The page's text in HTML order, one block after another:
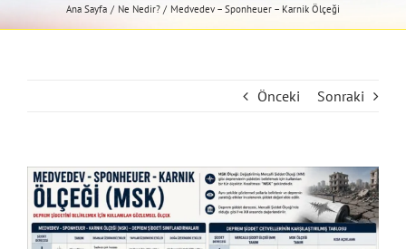
Ana Sayfa Ne Nedir? Medvedev – Sponheuer – Karnik Ölçeği
Önceki Sonraki
View
Larger
Image